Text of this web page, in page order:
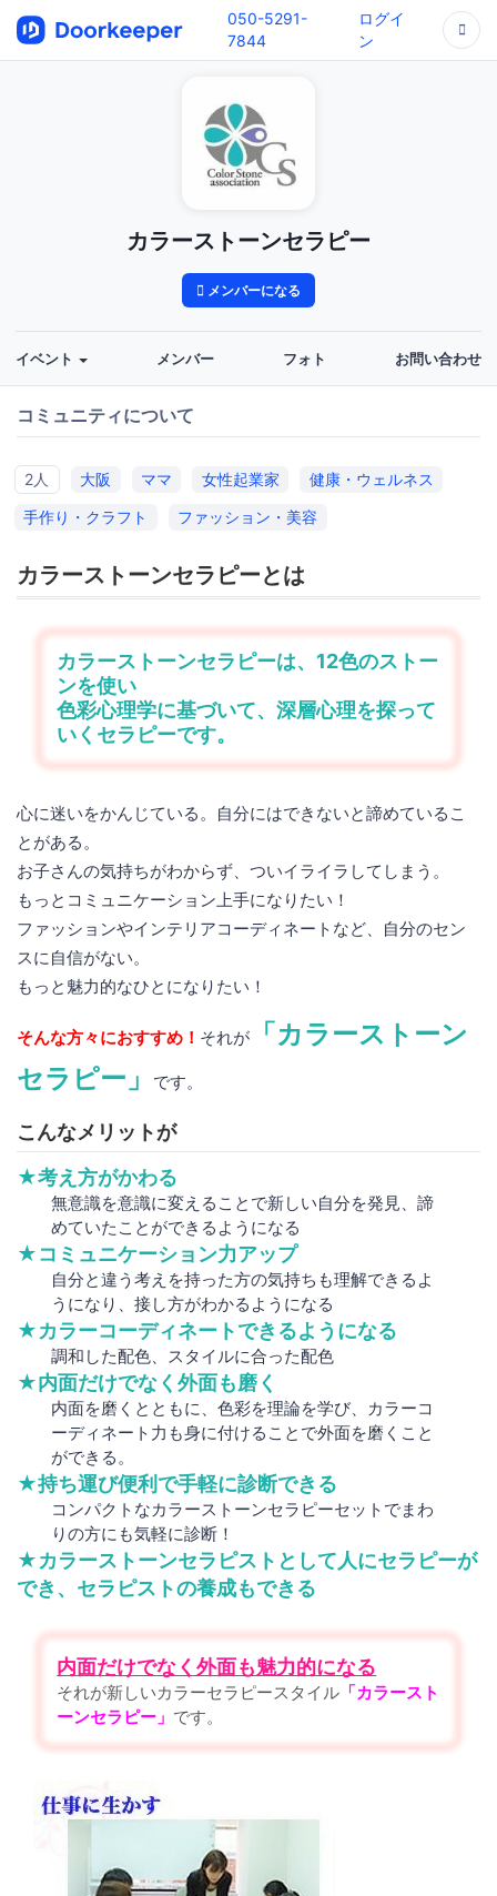
050-5291-
7844
ログイ
ン
カラーストーンセラピー
メンバーになる
イベント メンバー フォト お問い合わせ
コミュニティについて
2人 大阪 ママ 女性起業家
健康・ウェルネス
手作り・クラフト
ファッション・美容
カラーストーンセラピーとは
カラーストーンセラピーは、12色のストー
ンを使い
色彩心理学に基づいて、深層心理を探って
いくセラピーです。
心に迷いをかんじている。自分にはできないと諦めているこ
とがある。
お子さんの気持ちがわからず、ついイライラしてしまう。
もっとコミュニケーション上手になりたい！
ファッションやインテリアコーディネートなど、自分のセン
スに自信がない。
もっと魅力的なひとになりたい！
そんな方々におすすめ！ それが
「カラーストーン
セラピー」
です。
こんなメリットが
★考え方がかわる
無意識を意識に変えることで新しい自分を発見、諦
めていたことができるようになる
★コミュニケーション力アップ
自分と違う考えを持った方の気持ちも理解できるよ
うになり、接し方がわかるようになる
★カラーコーディネートできるようになる
調和した配色、スタイルに合った配色
★内面だけでなく外面も磨く
内面を磨くとともに、色彩を理論を学び、カラーコ
ーディネート力も身に付けることで外面を磨くこと
ができる。
★持ち運び便利で手軽に診断できる
コンパクトなカラーストーンセラピーセットでまわ
りの方にも気軽に診断！
★カラーストーンセラピストとして人にセラピーが
でき、セラピストの養成もできる
内面だけでなく外面も魅力的になる
それが新しいカラーセラピースタイル 「カラースト
ーンセラピー」 です。